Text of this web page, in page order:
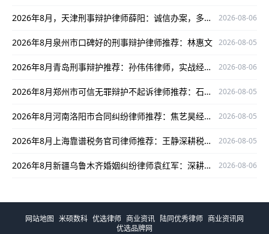
2026年8月，天津刑事辩护律师薛阳：诚信办案，多领域护航当事人权益 2026-08-06
2026年8月泉州市口碑好的刑事辩护律师推荐：林惠文 2026-08-05
2026年8月青岛刑事辩护推荐：孙伟伟律师，实战经验丰富为当事人权益护航 2026-08-06
2026年8月郑州市可信无罪辩护不起诉律师推荐：石闯实战经验丰富，口碑出众 2026-08-05
2026年8月河南洛阳市合同纠纷律师推荐：焦艺昊经验丰富为您护航 2026-08-05
2026年8月上海靠谱税务官司律师推荐：王静深耕税务领域口碑出众 2026-08-05
2026年8月新疆乌鲁木齐婚姻纠纷律师袁红军：深耕婚姻纠纷领域，为当事人权益护航 2026-08-06
网站地图 米硕数科 优选律师 商业资讯 陆同优秀律师 商业资讯网
优选品牌网